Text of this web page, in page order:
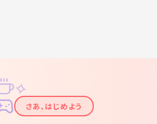
✦
✧
さあ、はじめよう